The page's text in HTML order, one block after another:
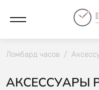
Ломбард часов /
АКСЕССУАРЫ